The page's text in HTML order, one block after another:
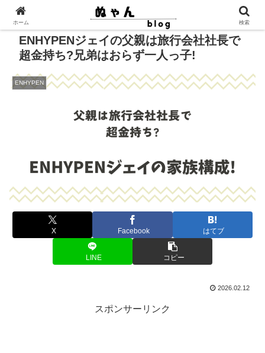
ENHYPENジェイの父親は旅行会社社長で
超金持ち?兄弟はおらず一人っ子!
ENHYPEN
X Facebook はてブ
LINE コピー
2026.02.12
スポンサーリンク
ホーム 検索